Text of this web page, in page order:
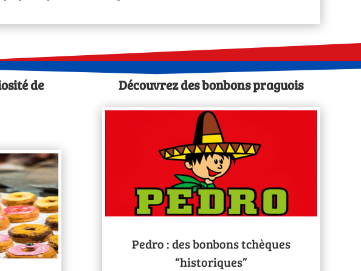
de Découvrez des bonbons praguois
Pedro : des bonbons tchèques
“historiques”